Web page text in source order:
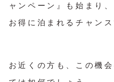
ャンペーン』も始まり、
お得に泊まれるチャンス
お近くの方も、この機